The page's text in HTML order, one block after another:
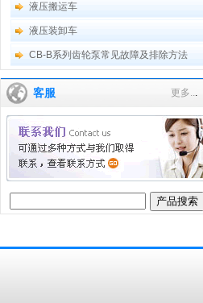
液压搬运车
液压装卸车
CB-B系列齿轮泵常见故障及排除方法
客服 更多...